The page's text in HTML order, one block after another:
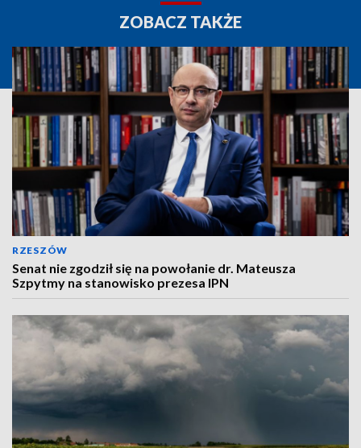
ZOBACZ TAKŻE
RZESZÓW
Senat nie zgodził się na powołanie dr. Mateusza
Szpytmy na stanowisko prezesa IPN